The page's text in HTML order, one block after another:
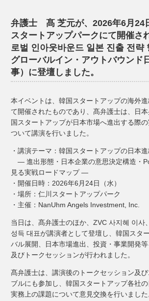
弁護士 髙 芝元が、2026年6月24
スタートアップパークにて開催さ
로벌 인아웃바운드 일본 진출 전략
グローバルイン・アウトバウンド
事）に登壇しました。
本イベントは、韓国スタートアップの海外
て開催されたものであり、髙弁護士は、日
国スタートアップが日本市場へ進出する際
ついて講演を行いました。
・講演テーマ：韓国スタートアップの日本
― 進出形態・日本企業の意思決定構造・
見る実戦ロードマップ ―
・開催日時：2026年6月24日（水）
・場所：仁川スタートアップパーク
・主催：NanUhm Angels Investment, Inc.
当日は、髙弁護士のほか、ZVC 사지혜 이사
성득 대표が講演者として登壇し、韓国スタ
バル展開、日本市場進出、投資・事業開発
及びトークセッションが行われました。
髙弁護士は、講演後のトークセッション及
ブルにも参加し、韓国スタートアップ各社
実務上の課題について意見交換を行いました